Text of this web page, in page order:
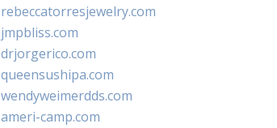
rebeccatorresjewelry.com
jmpbliss.com
drjorgerico.com
queensushipa.com
wendyweimerdds.com
ameri-camp.com